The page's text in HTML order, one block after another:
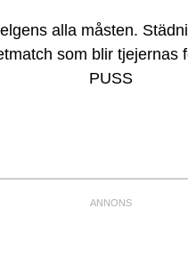
alla måsten.
som blir tjejernas
PUSS